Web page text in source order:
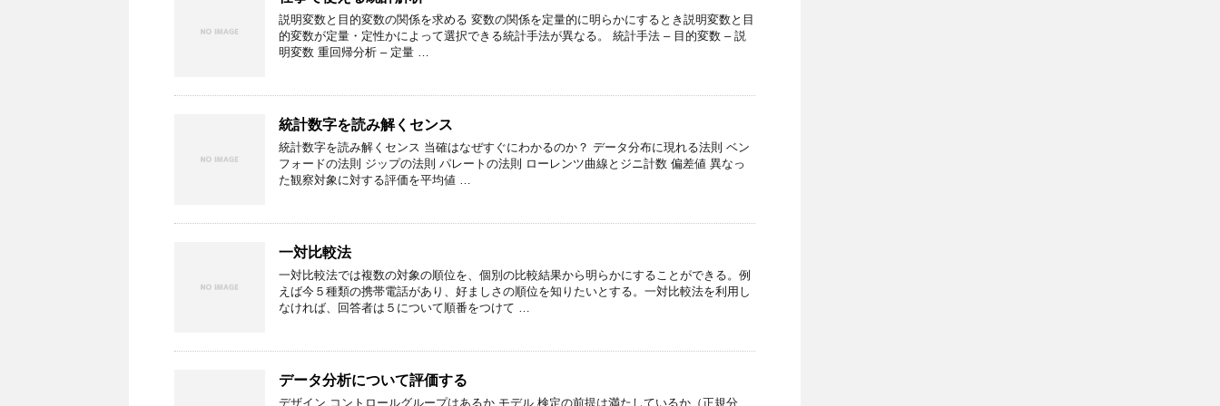
説明変数と目的変数の関係を求める 変数の関係を定量的に明らかにするとき説明変数と目
的変数が定量・定性かによって選択できる統計手法が異なる。 統計手法 – 目的変数 – 説
明変数 重回帰分析 – 定量 …
統計数字を読み解くセンス
統計数字を読み解くセンス 当確はなぜすぐにわかるのか？ データ分布に現れる法則 ベン
フォードの法則 ジップの法則 パレートの法則 ローレンツ曲線とジニ計数 偏差値 異なっ
た観察対象に対する評価を平均値 …
一対比較法
一対比較法では複数の対象の順位を、個別の比較結果から明らかにすることができる。例
えば今５種類の携帯電話があり、好ましさの順位を知りたいとする。一対比較法を利用し
なければ、回答者は５について順番をつけて …
データ分析について評価する
デザイン コントロールグループはあるか モデル 検定の前提は満たしているか（正規分